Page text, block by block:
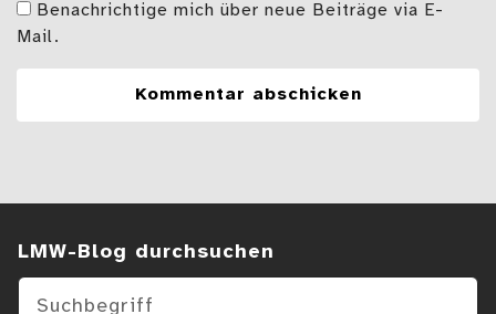
Benachrichtige mich über neue Beiträge via E-
Mail.
Suchen im Blog
LMW-Blog durchsuchen